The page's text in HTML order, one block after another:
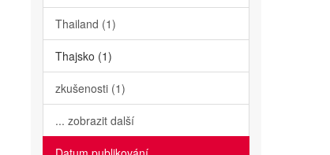
Thailand (1)
Thajsko (1)
zkušenosti (1)
... zobrazit další